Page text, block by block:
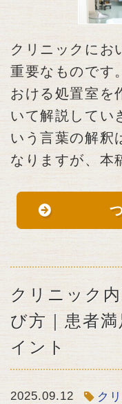
クリニックにお
重要なものです
おける処置室を
いて解説してい
いう言葉の解釈
なりますが、本
クリニック
び方｜患者
イント
2025.09.12
ク